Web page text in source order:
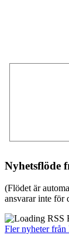
Nyhetsflöde
(Flödet är
ansvarar inte för
Fler nyheter från